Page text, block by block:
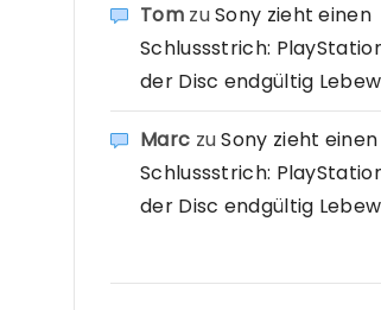
TomzuSony zieht einen
Schlussstrich:
der Disc endgültig
Marc zuSony zieht einen
Schlussstrich:
der Disc endgültig